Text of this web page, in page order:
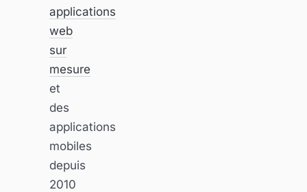
applications
web
sur
mesure
et
des
applications
mobiles
depuis
2010